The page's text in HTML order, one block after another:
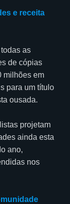
e receita
as
de cópias
milhões em
para um título
ousada.
projetam
ainda esta
ano,
nos